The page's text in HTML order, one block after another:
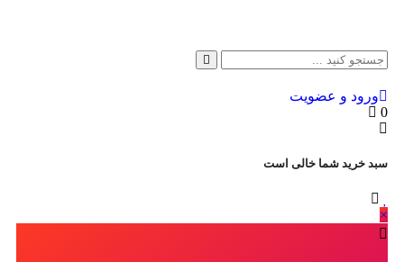
ورود و عضویت
0
سبد خرید شما خالی است
×